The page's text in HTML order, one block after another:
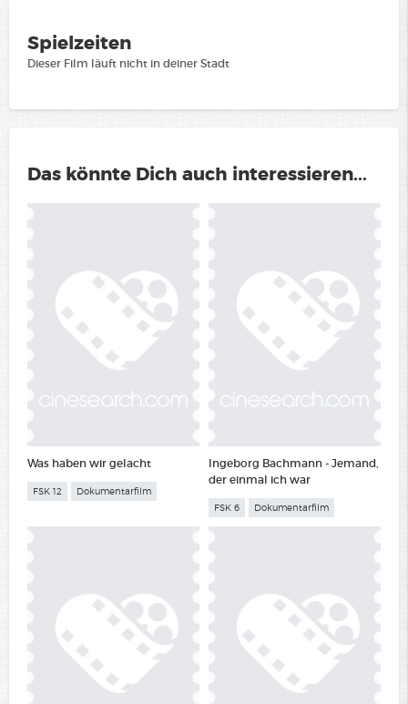
Spielzeiten
Dieser Film läuft nicht in deiner Stadt
Das könnte Dich auch interessieren...
Was haben wir gelacht
FSK 12 Dokumentarfilm
Ingeborg Bachmann - Jemand,
der einmal ich war
FSK 6 Dokumentarfilm